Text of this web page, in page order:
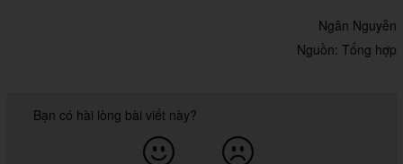
Ngân Nguyễn
Nguồn: Tổng hợp
Bạn có hài lòng bài viết này?